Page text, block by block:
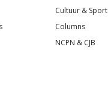
Cultuur & Sport
Columns
NCPN & CJB